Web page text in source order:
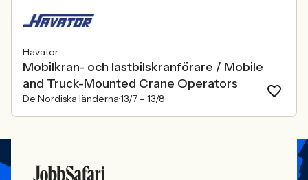
Havator
Mobilkran- och lastbilskranförare / Mobile
and Truck-Mounted Crane Operators
De Nordiska länderna13/7 – 13/8